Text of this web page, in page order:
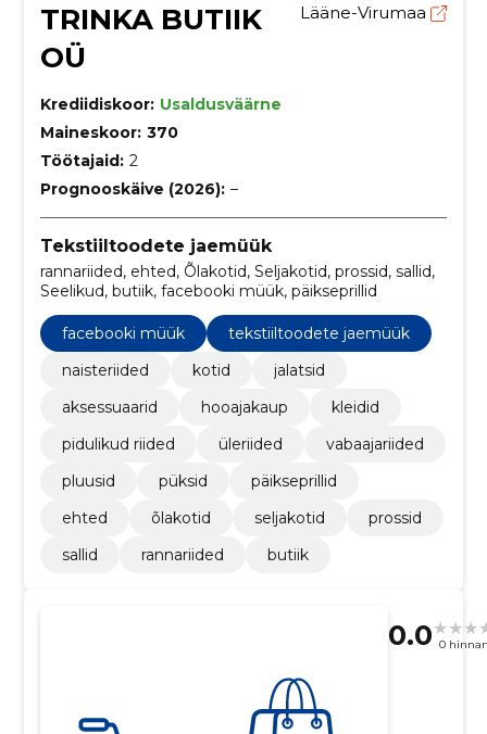
TRINKA BUTIIK
OÜ
Lääne-Virumaa
Krediidiskoor: Usaldusväärne
Maineskoor: 370
Töötajaid: 2
Prognooskäive (2026): –
Tekstiiltoodete jaemüük
rannariided, ehted, Õlakotid, Seljakotid, prossid, sallid,
Seelikud, butiik, facebooki müük, päikseprillid
facebooki müük
tekstiiltoodete jaemüük
naisteriided
kotid
jalatsid
aksessuaarid
hooajakaup
kleidid
pidulikud riided
üleriided
vabaajariided
pluusid
püksid
päikseprillid
ehted
õlakotid seljakotid
prossid
sallid
rannariided butiik
0.0 0